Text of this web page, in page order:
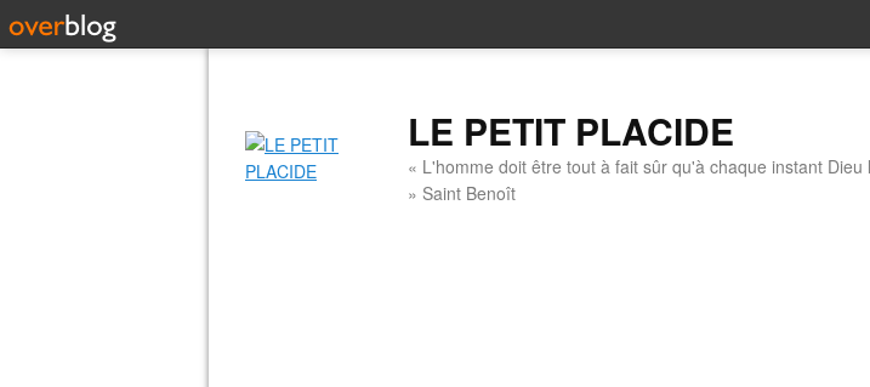
LE PETIT PLACIDE
« L'homme doit être tout à fait sûr qu'à chaque instant
» Saint Benoît